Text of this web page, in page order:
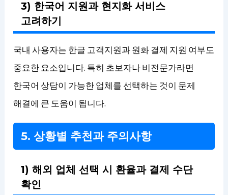
3) 한국어 지원과 현지화 서비스
고려하기
국내 사용자는 한글 고객지원과 원화 결제 지원 여부도
중요한 요소입니다. 특히 초보자나 비전문가라면
한국어 상담이 가능한 업체를 선택하는 것이 문제
해결에 큰 도움이 됩니다.
5. 상황별 추천과 주의사항
1) 해외 업체 선택 시 환율과 결제 수단
확인